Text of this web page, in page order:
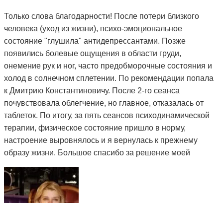
Только слова благодарности! После потери близкого
человека (уход из жизни), психо-эмоциональное
состояние "глушила" антидепрессантами. Позже
появились болевые ощущения в области груди,
онемение рук и ног, часто предобморочные состояния и
холод в солнечном сплетении. По рекомендации попала
к Дмитрию Константиновичу. После 2-го сеанса
почувствовала облегчение, но главное, отказалась от
таблеток. По итогу, за пять сеансов психодинамической
терапии, физическое состояние пришло в норму,
настроение выровнялось и я вернулась к прежнему
образу жизни. Большое спасибо за решение моей
проблемы и деликатный подход.